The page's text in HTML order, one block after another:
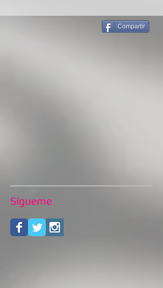
Compartir
Sígueme